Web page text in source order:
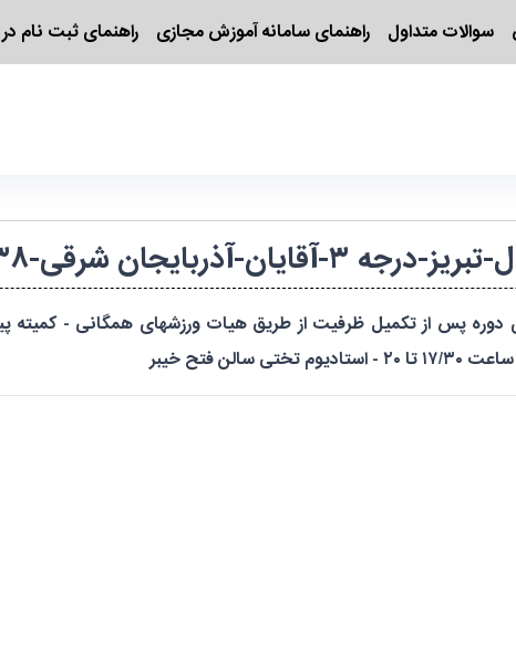
سوالات متداول راهنمای سامانه آموزش مجازی راهنمای ثبت نام
شرقی-۱۴۰۳۷۱۵۲۰۰۶۴۷/۱۶۱۶۳۸
پس از تکمیل ظرفیت از طریق هیات ورزشهای همگانی - کمیته
فتح خیبر